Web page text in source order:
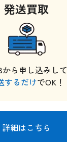
発送買取
から申し込みして
するだけでOK！
詳細はこちら